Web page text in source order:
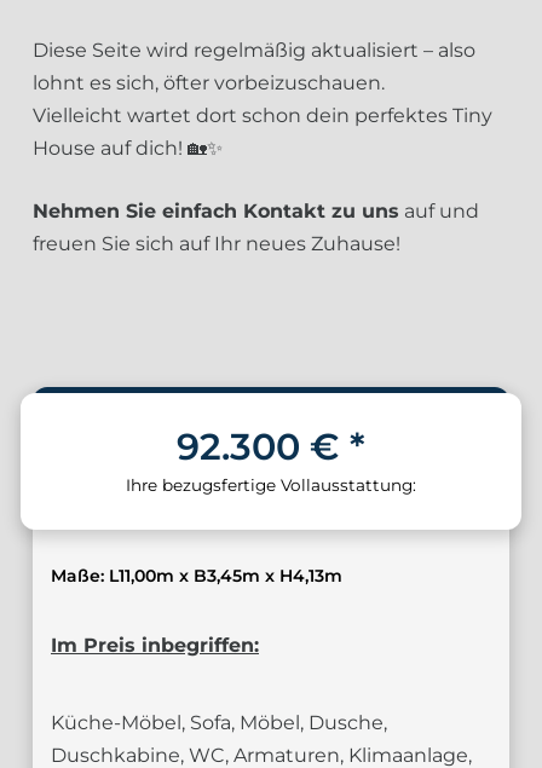
Diese Seite wird regelmäßig aktualisiert – also
lohnt es sich, öfter vorbeizuschauen.
Vielleicht wartet dort schon dein perfektes Tiny
House auf dich! 🏡✨
Nehmen Sie einfach Kontakt zu uns auf und
freuen Sie sich auf Ihr neues Zuhause!
92.300 € *
Ihre bezugsfertige Vollausstattung:
Maße: L11,00m x B3,45m x H4,13m
Im Preis inbegriffen:
Küche-Möbel, Sofa, Möbel, Dusche,
Duschkabine, WC, Armaturen, Klimaanlage,